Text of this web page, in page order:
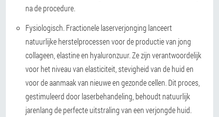
na de procedure.
Fysiologisch. Fractionele laserverjonging lanceert
natuurlijke herstelprocessen voor de productie van jong
collageen, elastine en hyaluronzuur. Ze zijn verantwoordelijk
voor het niveau van elasticiteit, stevigheid van de huid en
voor de aanmaak van nieuwe en gezonde cellen. Dit proces,
gestimuleerd door laserbehandeling, behoudt natuurlijk
jarenlang de perfecte uitstraling van een verjongde huid.